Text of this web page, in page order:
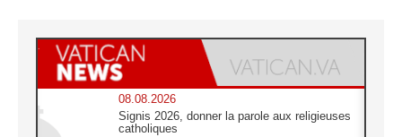
08.08.2026
Signis 2026, donner la parole aux religieuses
catholiques